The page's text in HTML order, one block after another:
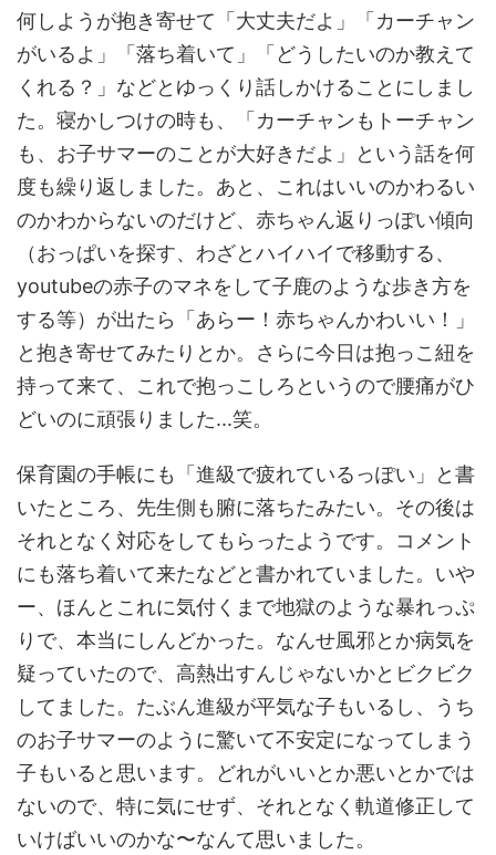
何しようが抱き寄せて「大丈夫だよ」「カーチャン
がいるよ」「落ち着いて」「どうしたいのか教えて
くれる？」などとゆっくり話しかけることにしまし
た。寝かしつけの時も、「カーチャンもトーチャン
も、お子サマーのことが大好きだよ」という話を何
度も繰り返しました。あと、これはいいのかわるい
のかわからないのだけど、赤ちゃん返りっぽい傾向
（おっぱいを探す、わざとハイハイで移動する、
youtubeの赤子のマネをして子鹿のような歩き方を
する等）が出たら「あらー！赤ちゃんかわいい！」
と抱き寄せてみたりとか。さらに今日は抱っこ紐を
持って来て、これで抱っこしろというので腰痛がひ
どいのに頑張りました...笑。
保育園の手帳にも「進級で疲れているっぽい」と書
いたところ、先生側も腑に落ちたみたい。その後は
それとなく対応をしてもらったようです。コメント
にも落ち着いて来たなどと書かれていました。いや
ー、ほんとこれに気付くまで地獄のような暴れっぷ
りで、本当にしんどかった。なんせ風邪とか病気を
疑っていたので、高熱出すんじゃないかとビクビク
してました。たぶん進級が平気な子もいるし、うち
のお子サマーのように驚いて不安定になってしまう
子もいると思います。どれがいいとか悪いとかでは
ないので、特に気にせず、それとなく軌道修正して
いけばいいのかな〜なんて思いました。